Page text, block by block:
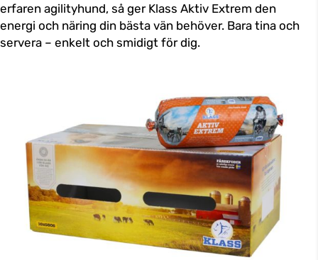
erfaren agilityhund, så ger Klass Aktiv Extrem den
energi och näring din bästa vän behöver. Bara tina och
servera – enkelt och smidigt för dig.